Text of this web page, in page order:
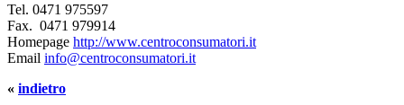
Tel. 0471 975597
Fax. 0471 979914
Homepage http://www.centroconsumatori.it
Email info@centroconsumatori.it
« indietro